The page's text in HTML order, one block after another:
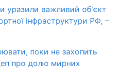
уразили важливий об'єкт
інфраструктури РФ, –
поки не захопить
про долю мирних